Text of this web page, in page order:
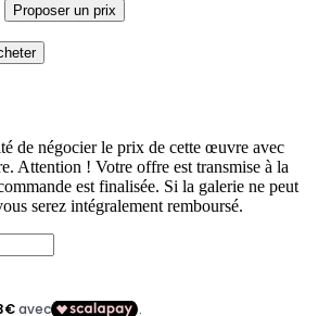
Proposer un prix
de négocier le prix de cette œuvre avec
Attention ! Votre offre est transmise à la
est finalisée. Si la galerie ne peut
serez intégralement remboursé.